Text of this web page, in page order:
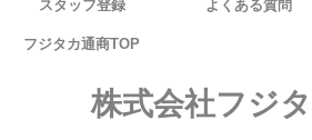
スタッフ登録 よくある質問
フジタカ通商TOP
株式会社フジ